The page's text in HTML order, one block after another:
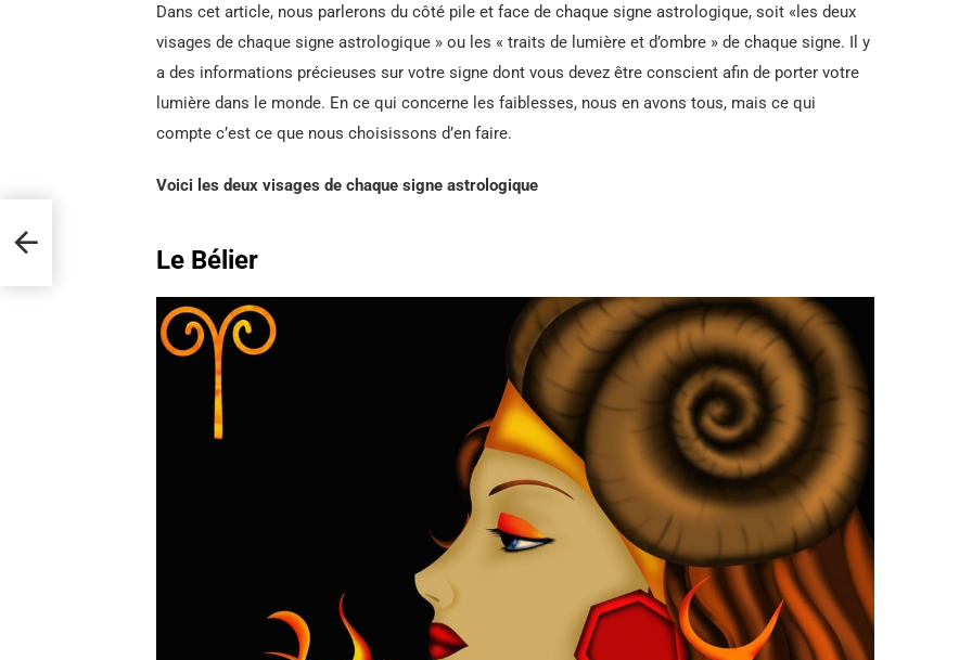
Dans cet article, nous parlerons du côté pile et face de chaque signe astrologique, soit «les deux
visages de chaque signe astrologique » ou les « traits de lumière et d’ombre » de chaque signe. Il y
a des informations précieuses sur votre signe dont vous devez être conscient afin de porter votre
lumière dans le monde. En ce qui concerne les faiblesses, nous en avons tous, mais ce qui
compte c’est ce que nous choisissons d’en faire.
Voici les deux visages de chaque signe astrologique
Le Bélier